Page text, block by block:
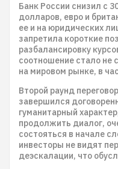
Банк России снизил с
долларов, евро и
ее и на юридических
запретила короткие
разбалансировку
соотношение стало не
на мировом рынке, в
Второй раунд
завершился
гуманитарный
продолжить диалог,
состояться в начале
инвесторы не видят
деэскалации, что